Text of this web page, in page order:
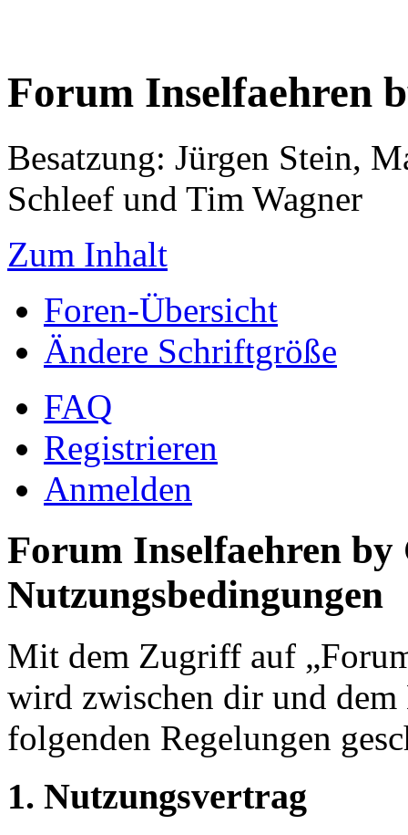
Forum Inselfaehren
Besatzung: Jürgen Stein,
Schleef und Tim Wagner
Zum Inhalt
Foren-Übersicht
Ändere Schriftgröße
FAQ
Registrieren
Anmelden
Forum Inselfaehren by
Nutzungsbedingungen
Mit dem Zugriff auf
wird zwischen dir und
folgenden Regelungen
1. Nutzungsvertrag